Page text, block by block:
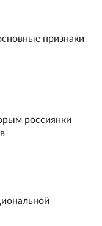
признаки
россиянки